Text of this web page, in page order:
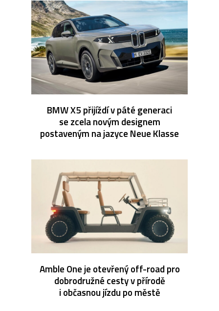
BMW X5 přijíždí v páté generaci
se zcela novým designem
postaveným na jazyce Neue Klasse
Amble One je otevřený off-road pro
dobrodružné cesty v přírodě
i občasnou jízdu po městě